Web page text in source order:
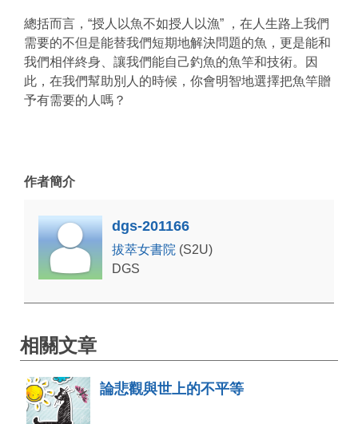
總括而言，“授人以魚不如授人以漁” ，在人生路上我們
需要的不但是能替我們短期地解決問題的魚，更是能和
我們相伴終身、讓我們能自己釣魚的魚竿和技術。因
此，在我們幫助別人的時候，你會明智地選擇把魚竿贈
予有需要的人嗎？
作者簡介
dgs-201166
拔萃女書院 (S2U)
DGS
相關文章
論悲觀與世上的不平等